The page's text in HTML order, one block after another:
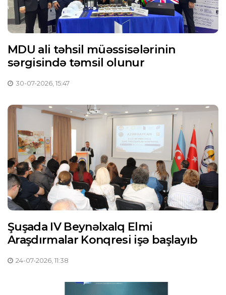
MDU ali təhsil müəssisələrinin
sərgisində təmsil olunur
30-07-2026, 15:47
Şuşada IV Beynəlxalq Elmi
Araşdırmalar Konqresi işə başlayıb
24-07-2026, 11:38